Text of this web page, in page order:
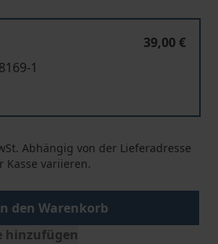
39,00 €
1
Abhängig von der Lieferadresse
Kasse variieren.
den Warenkorb
hinzufügen